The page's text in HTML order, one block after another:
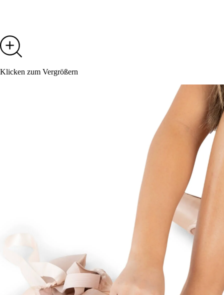
Klicken zum Vergrößern